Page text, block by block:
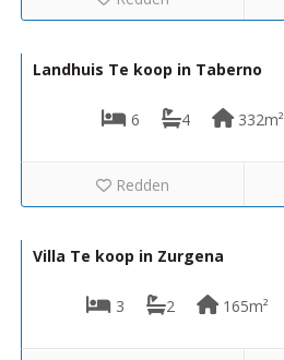
Landhuis Te koop in Taberno
6 4 332m²
Redden
Villa Te koop in Zurgena
3 2 165m²